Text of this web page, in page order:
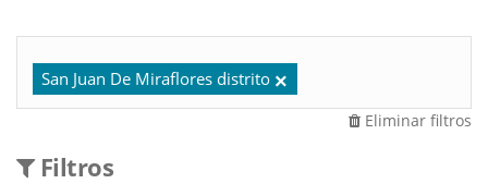
San Juan De Miraflores distrito
Eliminar filtros
Filtros